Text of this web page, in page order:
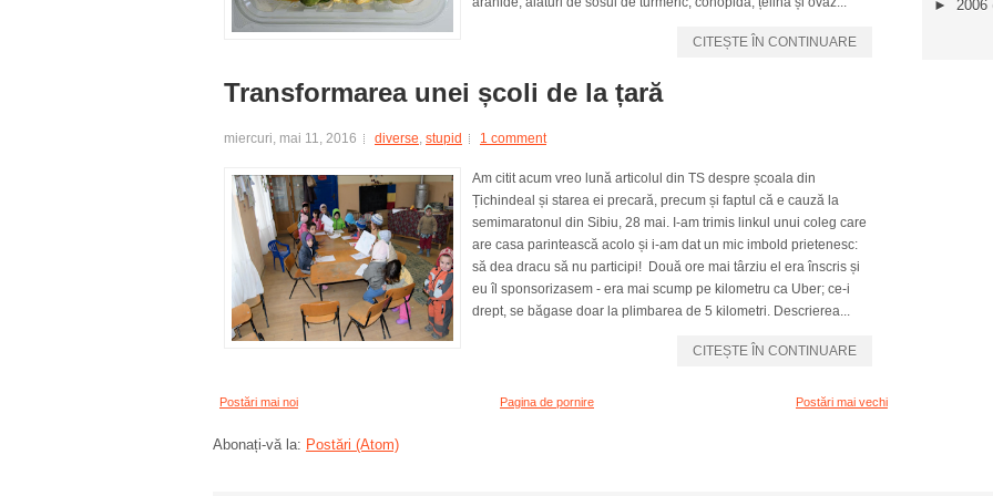
CITEȘTE ÎN CONTINUARE
Transformarea unei școli de la țară
miercuri, mai 11, 2016 diverse, stupid 1 comment
Am citit acum vreo lună articolul din TS despre școala din
Țichindeal și starea ei precară, precum și faptul că e cauză la
semimaratonul din Sibiu, 28 mai. I-am trimis linkul unui coleg care
are casa parintească acolo și i-am dat un mic imbold prietenesc:
să dea dracu să nu participi! Două ore mai târziu el era înscris și
eu îl sponsorizasem - era mai scump pe kilometru ca Uber; ce-i
drept, se băgase doar la plimbarea de 5 kilometri. Descrierea...
CITEȘTE ÎN CONTINUARE
Postări mai noi Postări mai vechi
Pagina de pornire
Abonați-vă la: Postări (Atom)
► 2006